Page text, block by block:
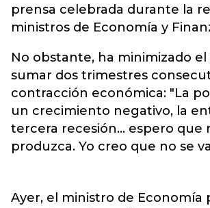
prensa celebrada durante la
ministros de Economía y
No obstante, ha minimizado el
sumar dos trimestres
contracción económica: "La
un crecimiento negativo, la
tercera recesión... espero que
produzca. Yo creo que no se
Ayer, el ministro de Economía